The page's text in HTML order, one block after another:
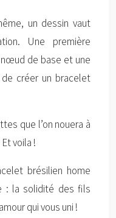
un dessin vaut
Une première
de base et une
créer un bracelet
que l’on nouera à
voila !
brésilien home
: la solidité des fils
qui vous uni !